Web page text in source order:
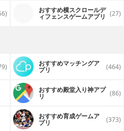
おすすめ横スクロールデ
ィフェンスゲームアプリ (27)
おすすめマッチングア
プリ (464)
おすすめ殿堂入り神アプ
リ (86)
おすすめ育成ゲームア
プリ (373)